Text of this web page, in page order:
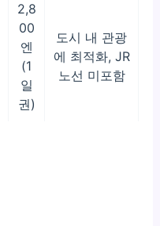
2,8
00
엔
(1
일
권)
도시 내 관광
에 최적화, JR
노선 미포함